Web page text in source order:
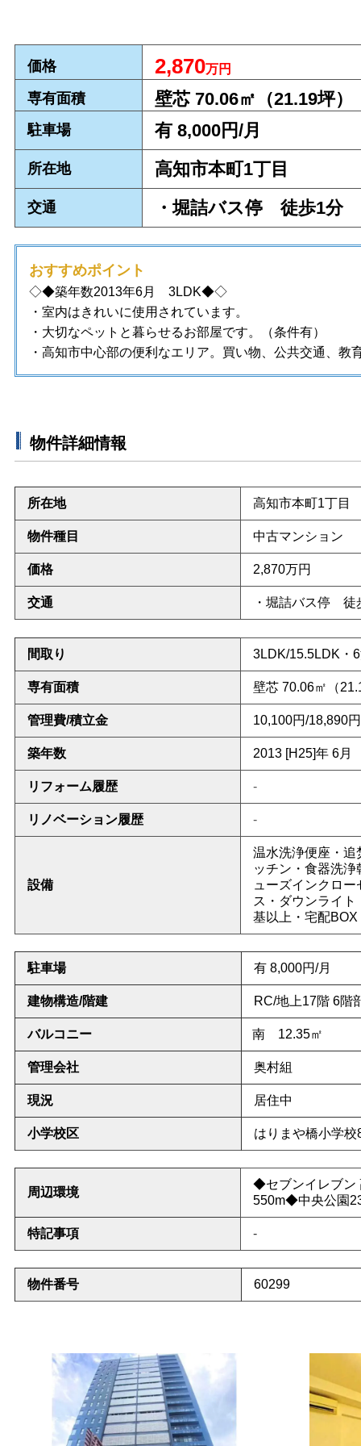
価格 2,870万円
専有面積 壁芯 70.06㎡（21.19坪）
駐車場 有 8,000円/月
所在地 高知市本町1丁目
交通 ・堀詰バス停 徒歩1分
おすすめポイント
◇◆築年数2013年6月 3LDK◆◇
・室内はきれいに使用されています。
・大切なペットと暮らせるお部屋です。（条件有）
・高知市中心部の便利なエリア。買い物、公共交通、教
物件詳細情報
所在地 高知市本町1丁目
物件種目 中古マンション
価格 2,870万円
交通 ・堀詰バス停
間取り 3LDK/15.5LDK・
専有面積 壁芯 70.06㎡（
管理費/積立金 10,100円/18,890円
築年数 2013 [H25]年 6月
リフォーム履歴 -
リノベーション履歴 -
設備
温水洗浄便座・追
ッチン・食器洗
ューズインクロ
ス・ダウンライ
基以上・宅配
駐車場 有 8,000円/月
建物構造/階建 RC/地上17階 6階
バルコニー 南 12.35㎡
管理会社 奥村組
現況 居住中
小学校区 はりまや橋小学校
周辺環境
◆セブンイレブン
550m◆中央公園
特記事項 -
物件番号 60299